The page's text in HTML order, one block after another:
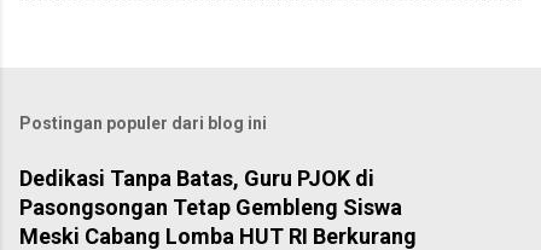
Postingan populer dari blog ini
Dedikasi Tanpa Batas, Guru PJOK di
Pasongsongan Tetap Gembleng Siswa
Meski Cabang Lomba HUT RI Berkurang